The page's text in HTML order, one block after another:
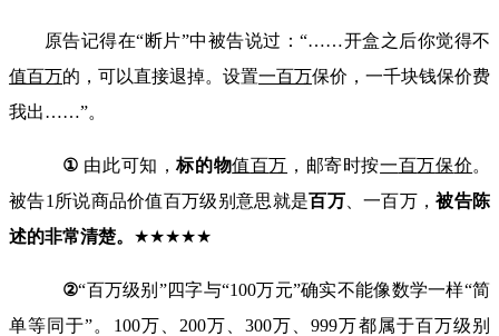
原告记得在“断片”中被告说过：“……开盒之后你觉得不
值百万的，可以直接退掉。设置一百万保价，一千块钱保价费
我出……”。
① 由此可知，标的物值百万 ，邮寄时按一百万保价。
被告1 所说商品价值百万级别意思就是百万、一百万，被告陈
述的非常清楚。 ★★★★★
②“百万级别 ”四字与“100万元”确实不能像数学一样“简
单等同于”。 100万、 200万、300万、999万都属于百万级别